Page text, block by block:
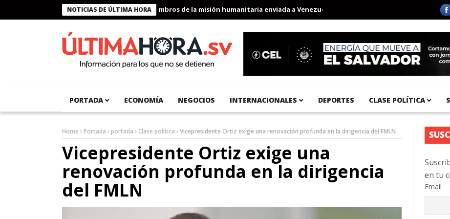
NOTICIAS DE ÚLTIMA HORA
Presidente Bukele condecora a miembros de la misión humanitaria enviada a Venezuela Aeropuerto Internacional del
PORTADA ECONOMÍA NEGOCIOS INTERNACIONALES DEPORTES CLASE POLÍTICA
Home Portada portada Clase política Vicepresidente Ortiz exige una renovación profunda en la dirigencia del FMLN
Vicepresidente Ortiz exige una
renovación profunda en la dirigencia
del FMLN
en tu
Email